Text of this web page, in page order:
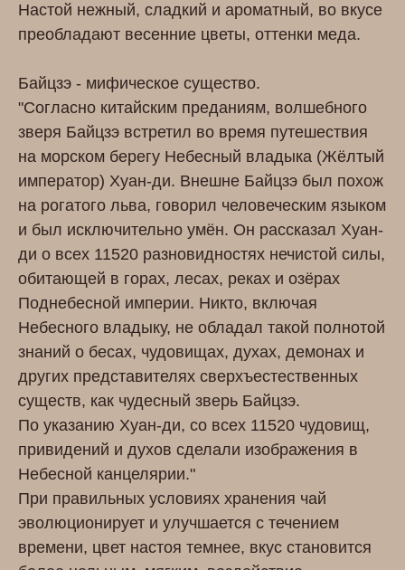
Настой нежный, сладкий и ароматный, во вкусе
преобладают весенние цветы, оттенки меда.
Байцзэ - мифическое существо.
"Согласно китайским преданиям, волшебного
зверя Байцзэ встретил во время путешествия
на морском берегу Небесный владыка (Жёлтый
император) Хуан-ди. Внешне Байцзэ был похож
на рогатого льва, говорил человеческим языком
и был исключительно умён. Он рассказал Хуан-
ди о всех 11520 разновидностях нечистой силы,
обитающей в горах, лесах, реках и озёрах
Поднебесной империи. Никто, включая
Небесного владыку, не обладал такой полнотой
знаний о бесах, чудовищах, духах, демонах и
других представителях сверхъестественных
существ, как чудесный зверь Байцзэ.
По указанию Хуан-ди, со всех 11520 чудовищ,
привидений и духов сделали изображения в
Небесной канцелярии."
При правильных условиях хранения чай
эволюционирует и улучшается с течением
времени, цвет настоя темнее, вкус становится